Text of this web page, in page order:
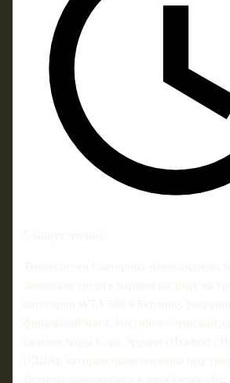
5 минут чтения
Теннисистки Екатерина Александрова
завоевали титул в парном разряде на
категории WTA 500 в Берлине,
финальный матч. Российско-чешский
сильнее пары Сара Эррани (Италия) /
(США), которые были посеяны под
Встреча завершилась в двух сетах - 6:2,